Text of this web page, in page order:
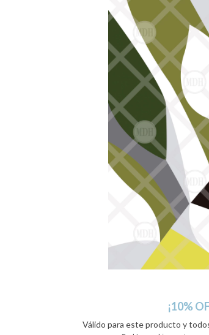
¡10%
Válido para este producto y